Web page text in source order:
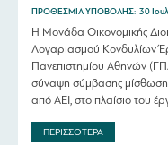
ΠΡΟΘΕΣΜΙΑ ΥΠΟΒΟΛΗΣ: 30
Η Μονάδα Οικονομικής
Λογαριασμού Κονδυλίων
Πανεπιστημίου Αθηνών
σύναψη σύμβασης
από ΑΕΙ, στο πλαίσιο του
Τμήματα του Γεωπονικού
ΠΕΡΙΣΣΟΤΕΡΑ